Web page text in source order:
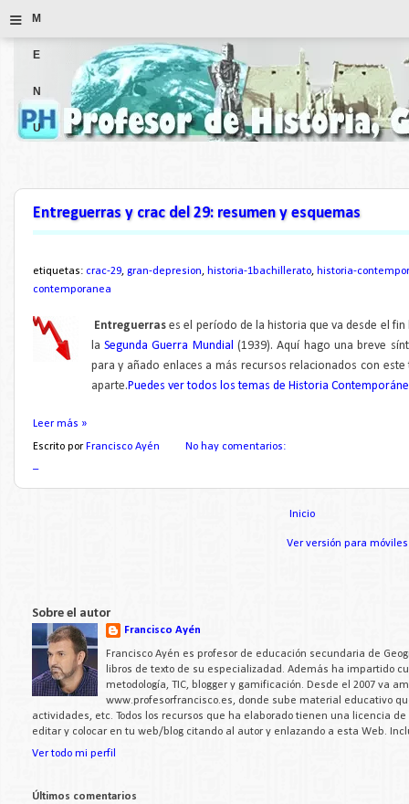
≡ M
E
N
U
Entreguerras y crac del 29: resumen y esquemas
etiquetas: crac-29, gran-depresion, historia-1bachillerato, historia-
contemporanea
Entreguerrases el período de la historia que va desde el
laSegunda Guerra Mundial
(1939). Aquí hago una breve
para y añado enlaces a más recursos relacionados con
aparte. Puedes ver todos los temas de Historia
Leer más »
Escrito porFrancisco Ayén
No hay comentarios:
Inicio
Ver versión para móviles
Sobre el autor
Francisco Ayén
Francisco Ayén es profesor de educación secundaria de
libros de texto de su especializadad. Además ha impartido
metodología, TIC, blogger y gamificación. Desde el 2007 va
www.profesorfrancisco.es, donde sube material educativo
actividades, etc. Todos los recursos que ha elaborado tienen una licencia
editar y colocar en tu web/blog citando al autor y enlazando a esta Web.
Ver todo mi perfil
Últimos comentarios